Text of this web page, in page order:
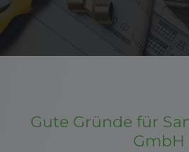
Gute Gründe für
GmbH